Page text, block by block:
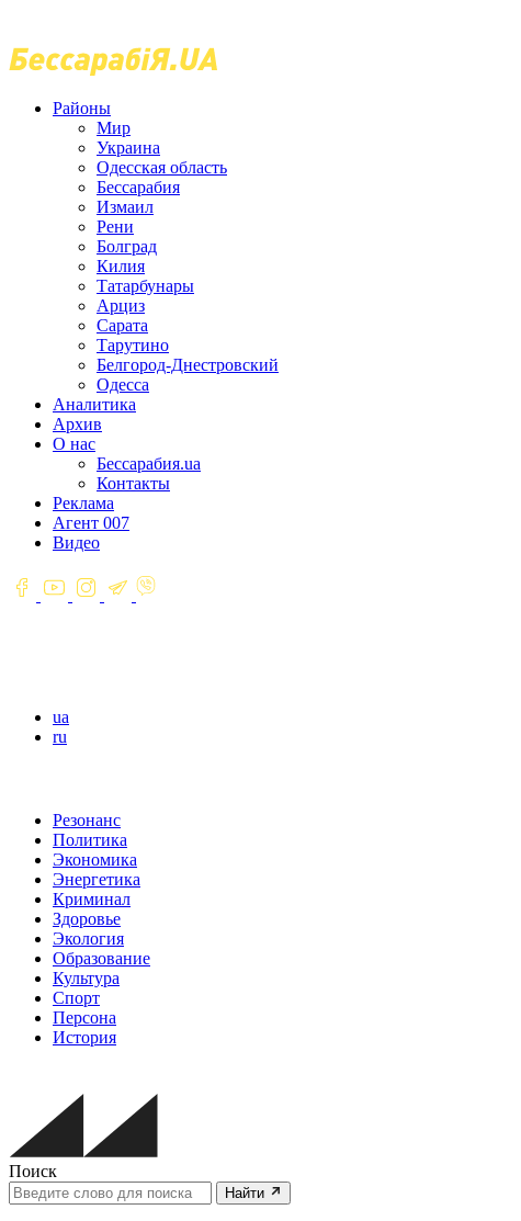
Районы
Мир
Украина
Одесская область
Бессарабия
Измаил
Рени
Болград
Килия
Татарбунары
Арциз
Сарата
Тарутино
Белгород-Днестровский
Одесса
Аналитика
Архив
О нас
Бессарабия.ua
Контакты
Реклама
Агент 007
Видео
ua
ru
Резонанс
Политика
Экономика
Энергетика
Криминал
Здоровье
Экология
Образование
Культура
Спорт
Персона
История
Поиск
Найти